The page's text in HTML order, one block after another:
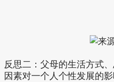
反思二：父母的生活方式
因素对一个人个性发展的影